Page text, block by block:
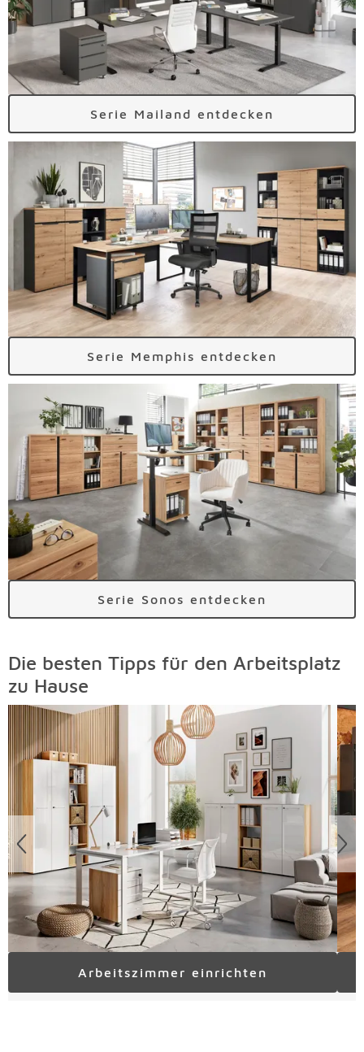
Serie Mailand entdecken
Serie Memphis entdecken
Serie Sonos entdecken
Die besten Tipps für den Arbeitsplatz
zu Hause
Überspringen
Arbeitszimmer einrichten